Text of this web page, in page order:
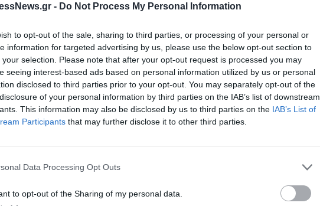
- Do Not Process My Personal Information
to opt-out of the sale, sharing to third parties, or processing of your personal or
information for targeted advertising by us, please use the below opt-out section to
your selection. Please note that after your opt-out request is processed you may
seeing interest-based ads based on personal information utilized by us or personal
disclosed to third parties prior to your opt-out. You may separately opt-out of the
of your personal information by third parties on the IAB’s list of downstream
This information may also be disclosed by us to third parties on the IAB’s List of
Participants that may further disclose it to other third parties.
Data Processing Opt Outs
to opt-out of the Sharing of my personal data.
υγείας. Στο πλαίσιο του Μνημονίου